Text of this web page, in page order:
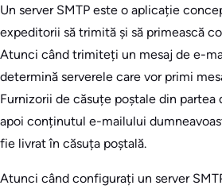
Un server SMTP este o aplicație
expeditorii să trimită și să primească
Atunci când trimiteți un mesaj de e-
determină serverele care vor primi
Furnizorii de căsuțe poștale din partea
apoi conținutul e-mailului
fie livrat în căsuța poștală.
Atunci când configurați un server